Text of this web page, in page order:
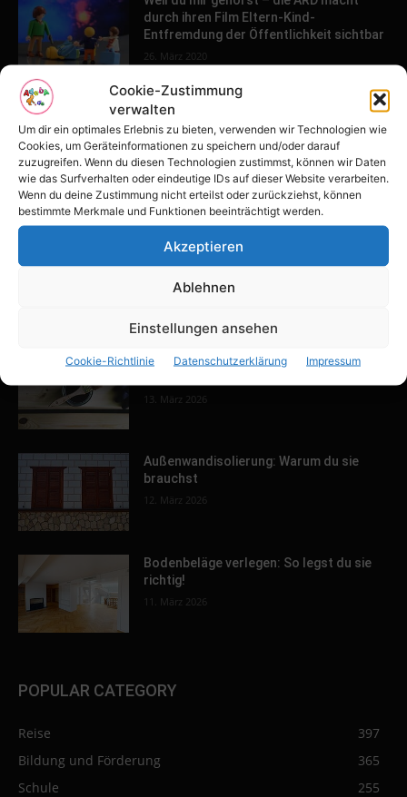
Cookie-Zustimmung
verwalten
Um dir ein optimales Erlebnis zu bieten, verwenden wir Technologien wie
Cookies, um Geräteinformationen zu speichern und/oder darauf
zuzugreifen. Wenn du diesen Technologien zustimmst, können wir Daten
wie das Surfverhalten oder eindeutige IDs auf dieser Website verarbeiten.
Wenn du deine Zustimmung nicht erteilst oder zurückziehst, können
bestimmte Merkmale und Funktionen beeinträchtigt werden.
Akzeptieren
Ablehnen
Einstellungen ansehen
Cookie-Richtlinie Datenschutzerklärung Impressum
durch ihren Film Eltern-Kind-
Entfremdung der Öffentlichkeit sichtbar
26. März 2020
POPULAR POSTS
Tulpenfest läutet Frühling in Potsdam
ein
16. April 2026
Familien-Paradies an der Adria
31. März 2026
Keller ausbauen: Tipps und Ideen für
13. März 2026
Außenwandisolierung: Warum du sie
brauchst
12. März 2026
Bodenbeläge verlegen: So legst du sie
richtig!
11. März 2026
POPULAR CATEGORY
Reise
397
Bildung und Förderung
365
Schule
255